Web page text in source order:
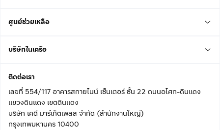
ศูนย์ช่วยเหลือ
บริษัทในเครือ
ติดต่อเรา
เลขที่ 554/117 อาคารสกายไนน์ เซ็นเตอร์ ชั้น 22 ถนนอโศก-ดินแดง
แขวงดินแดง เขตดินแดง
บริษัท เคดี มาร์เก็ตเพลส จำกัด (สำนักงานใหญ่)
กรุงเทพมหานคร 10400